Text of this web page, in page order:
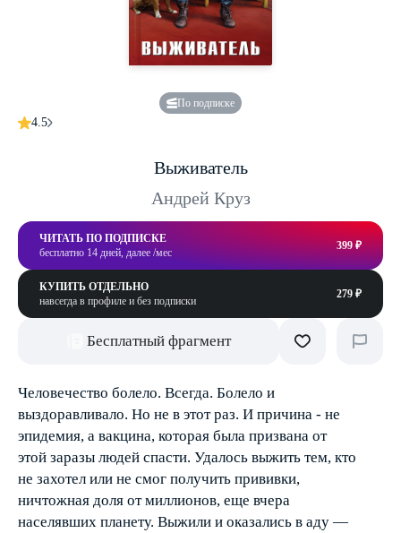
По подписке
4.5
Выживатель
Андрей Круз
ЧИТАТЬ ПО ПОДПИСКЕ
бесплатно 14 дней, далее /мес
399 ₽
КУПИТЬ ОТДЕЛЬНО
навсегда в профиле и без подписки
279 ₽
Бесплатный фрагмент
Человечество болело. Всегда. Болело и
выздоравливало. Но не в этот раз. И причина - не
эпидемия, а вакцина, которая была призвана от
этой заразы людей спасти. Удалось выжить тем, кто
не захотел или не смог получить прививки,
ничтожная доля от миллионов, еще вчера
населявших планету. Выжили и оказались в аду —